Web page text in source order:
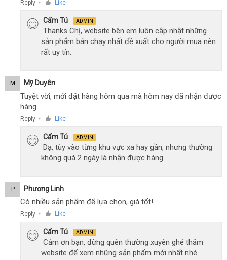
Reply ● Like
Cẩm Tú ADMIN
Thanks Chị, website bên em luôn cập nhật những
sản phẩm bán chạy nhất đề xuất cho người mua nên
rất uy tín.
M Mỹ Duyên
Tuyệt vời, mới đặt hàng hôm qua mà hôm nay đã nhận được
hàng.
Reply ● Like
Cẩm Tú ADMIN
Dạ, tùy vào từng khu vực xa hay gần, nhưng thường
không quá 2 ngày là nhận được hàng
P Phương Linh
Có nhiều sản phẩm để lựa chọn, giá tốt!
Reply ● Like
Cẩm Tú ADMIN
Cảm ơn bạn, đừng quên thường xuyên ghé thăm
website để xem những sản phẩm mới nhất nhé.